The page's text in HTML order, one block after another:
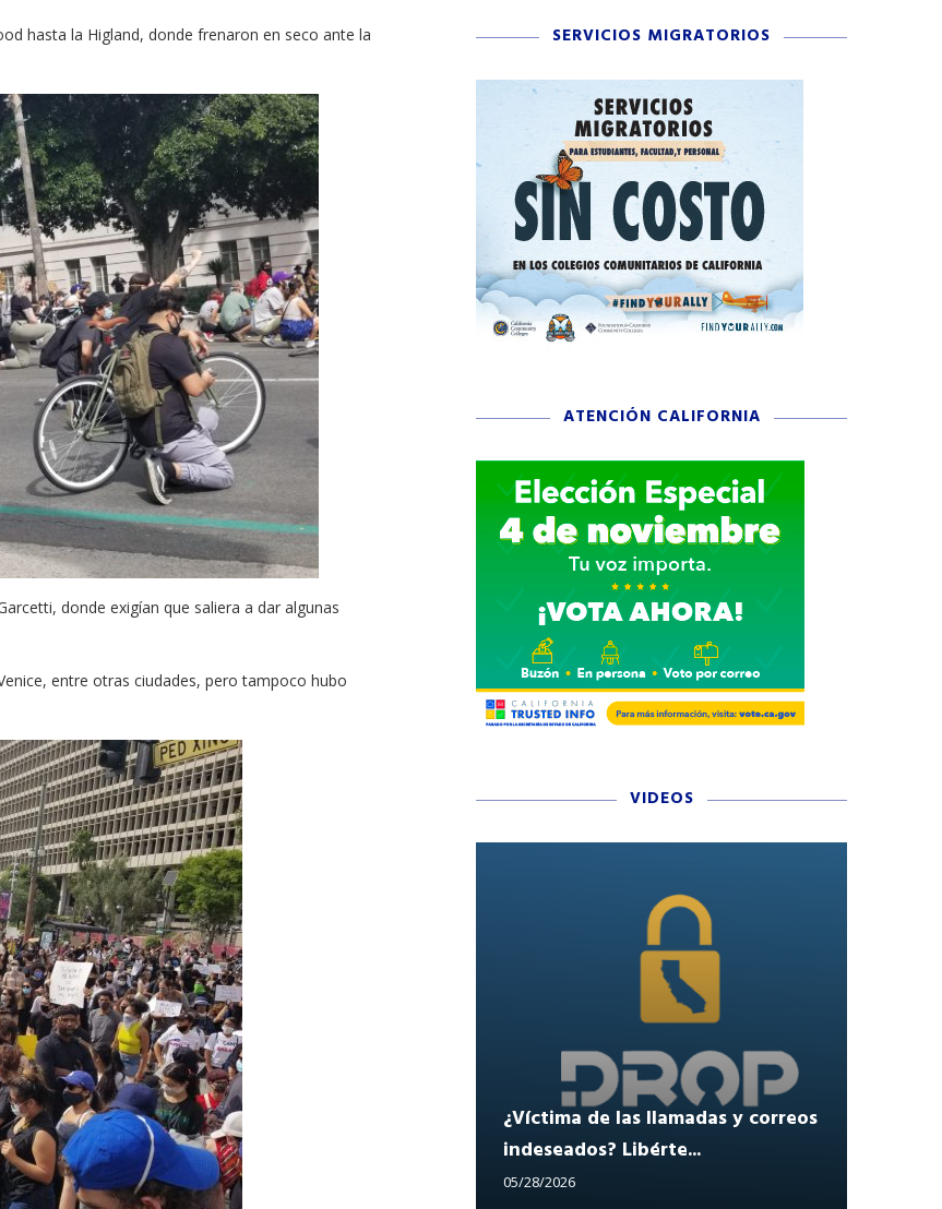
hasta la Higland, donde frenaron en seco ante la
donde exigían que saliera a dar algunas
entre otras ciudades, pero tampoco hubo
SERVICIOS MIGRATORIOS
ATENCIÓN CALIFORNIA
VIDEOS
the
Tu voz importa ¡Sal a votar!
11/03/2025
¿Víctima de las llamadas y correos
indeseados? Libérte...
05/28/2026